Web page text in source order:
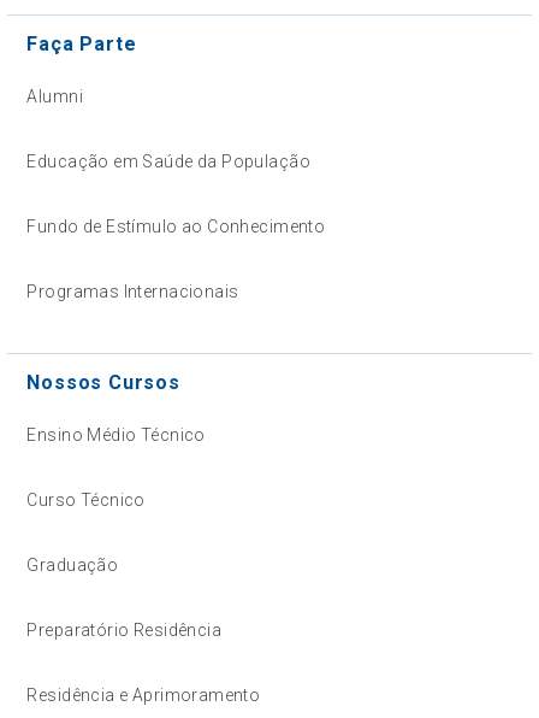
Faça Parte
Alumni
Educação em Saúde da População
Fundo de Estímulo ao Conhecimento
Programas Internacionais
Nossos Cursos
Ensino Médio Técnico
Curso Técnico
Graduação
Preparatório Residência
Residência e Aprimoramento